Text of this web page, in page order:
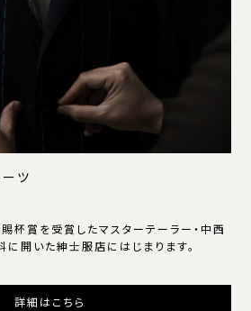
ツ
杯賞を受賞したマスターテーラー・中西
開いた紳士服店にはじまります。
詳細はこちら